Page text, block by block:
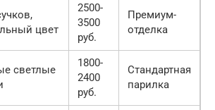
цвет
2500-
3500
руб.
Премиум-
отделка
светлые
1800-
2400
руб.
Стандартная
парилка